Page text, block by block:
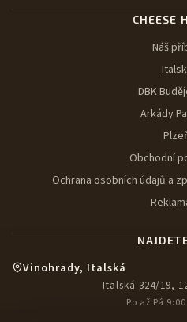
CHEESE
Náš
DBK
Arkády
Obchodní
Ochrana osobních údajů a
Vinohrady, Italská
Italská 324/19,
Po až Pá